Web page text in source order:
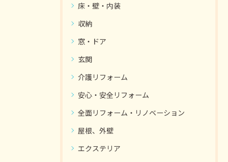
床・壁・内装
収納
窓・ドア
玄関
介護リフォーム
安心・安全リフォーム
全面リフォーム・リノベーション
屋根、外壁
エクステリア